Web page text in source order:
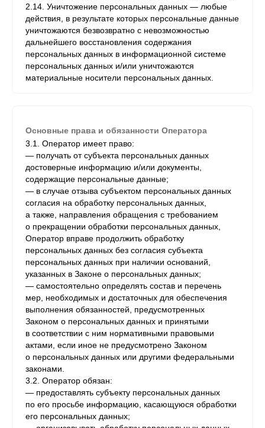
2.14. Уничтожение персональных данных — любые
действия, в результате которых персональные данные
уничтожаются безвозвратно с невозможностью
дальнейшего восстановления содержания
персональных данных в информационной системе
персональных данных и/или уничтожаются
материальные носители персональных данных.
Основные права и обязанности Оператора
3.1. Оператор имеет право:
— получать от субъекта персональных данных
достоверные информацию и/или документы,
содержащие персональные данные;
— в случае отзыва субъектом персональных данных
согласия на обработку персональных данных,
а также, направления обращения с требованием
о прекращении обработки персональных данных,
Оператор вправе продолжить обработку
персональных данных без согласия субъекта
персональных данных при наличии оснований,
указанных в Законе о персональных данных;
— самостоятельно определять состав и перечень
мер, необходимых и достаточных для обеспечения
выполнения обязанностей, предусмотренных
Законом о персональных данных и принятыми
в соответствии с ним нормативными правовыми
актами, если иное не предусмотрено Законом
о персональных данных или другими федеральными
законами.
3.2. Оператор обязан:
— предоставлять субъекту персональных данных
по его просьбе информацию, касающуюся обработки
его персональных данных;